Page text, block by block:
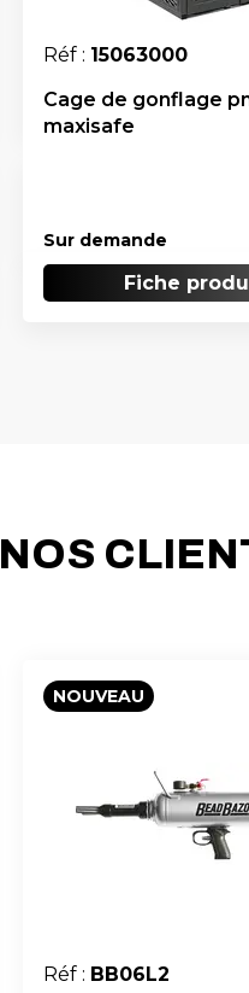
Réf : 15063000
Cage de gonflage
maxisafe
Sur demande
Fiche
NOS
NOUVEAU
Réf : BB06L2